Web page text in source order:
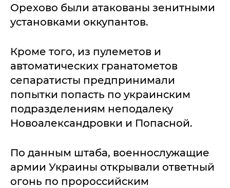
Орехово были атакованы зенитными
установками оккупантов.
Кроме того, из пулеметов и
автоматических гранатометов
сепаратисты предпринимали
попытки попасть по украинским
подразделениям неподалеку
Новоалександровки и Попасной.
По данным штаба, военнослужащие
армии Украины открывали ответный
огонь по пророссийским